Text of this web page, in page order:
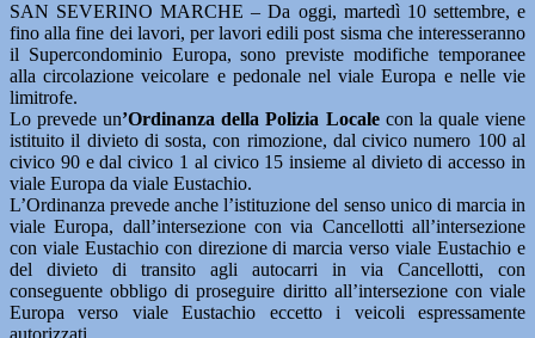
SAN SEVERINO MARCHE – Da oggi, martedì 10 settembre, e
fino alla fine dei lavori, per lavori edili post sisma che interesseranno
il Supercondominio Europa, sono previste modifiche temporanee
alla circolazione veicolare e pedonale nel viale Europa e nelle vie
limitrofe.
Lo prevede un’Ordinanza della Polizia Localecon la quale viene
istituito il divieto di sosta, con rimozione, dal civico numero 100 al
civico 90 e dal civico 1 al civico 15 insieme al divieto di accesso in
viale Europa da viale Eustachio.
L’Ordinanza prevede anche l’istituzione del senso unico di marcia in
viale Europa, dall’intersezione con via Cancellotti all’intersezione
con viale Eustachio con direzione di marcia verso viale Eustachio e
del divieto di transito agli autocarri in via Cancellotti, con
conseguente obbligo di proseguire diritto all’intersezione con viale
Europa verso viale Eustachio eccetto i veicoli espressamente
autorizzati.